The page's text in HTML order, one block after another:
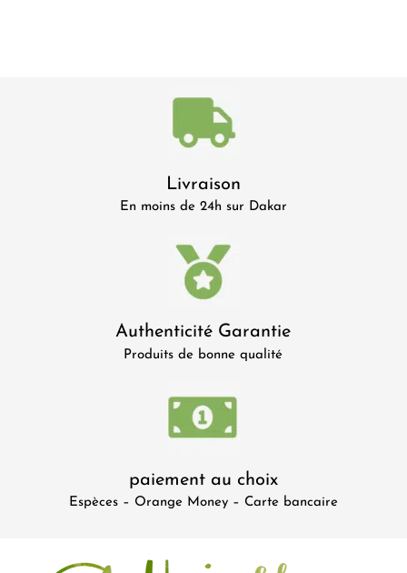
Livraison
En moins de 24h sur Dakar
Authenticité Garantie
Produits de bonne qualité
paiement au choix
Espèces – Orange Money – Carte bancaire